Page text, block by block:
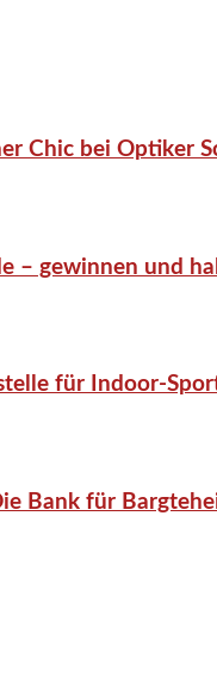
Chic bei Optiker
– gewinnen und
für Indoor-
Bank für